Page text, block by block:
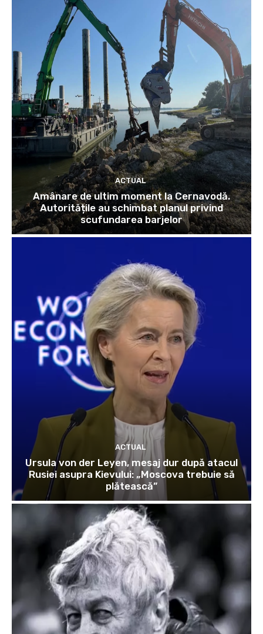
ACTUAL
Amânare de ultim moment la Cernavodă.
Autoritățile au schimbat planul privind
scufundarea barjelor
ACTUAL
Ursula von der Leyen, mesaj dur după atacul
Rusiei asupra Kievului: „Moscova trebuie să
plătească”